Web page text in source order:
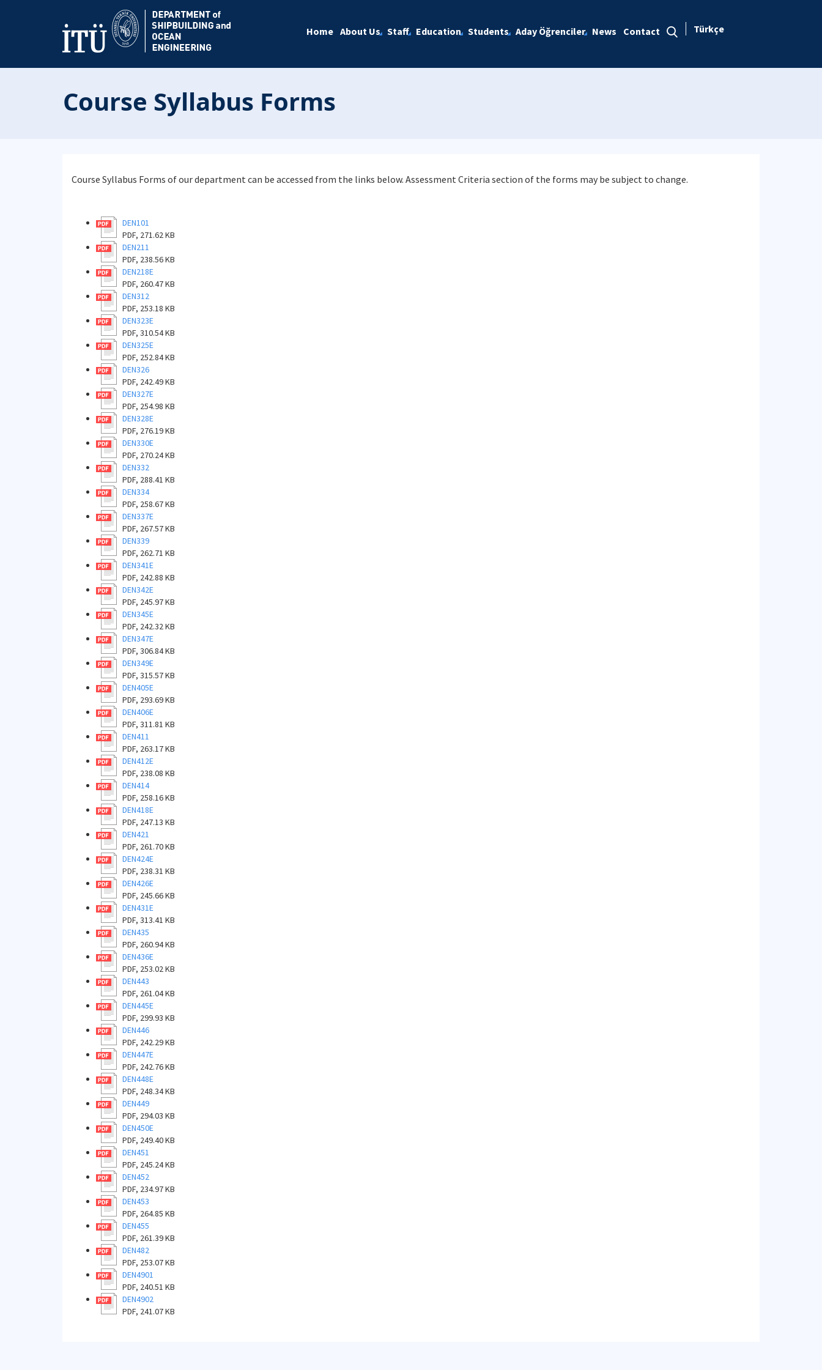
Home About Us Staff Education Students Aday Öğrenciler News Contact Türkçe
Course Syllabus Forms
Course Syllabus Forms of our department can be accessed from the links below. Assessment Criteria section of the forms may be subject to change.
DEN101
PDF, 271.62 KB
DEN211
PDF, 238.56 KB
DEN218E
PDF, 260.47 KB
DEN312
PDF, 253.18 KB
DEN323E
PDF, 310.54 KB
DEN325E
PDF, 252.84 KB
DEN326
PDF, 242.49 KB
DEN327E
PDF, 254.98 KB
DEN328E
PDF, 276.19 KB
DEN330E
PDF, 270.24 KB
DEN332
PDF, 288.41 KB
DEN334
PDF, 258.67 KB
DEN337E
PDF, 267.57 KB
DEN339
PDF, 262.71 KB
DEN341E
PDF, 242.88 KB
DEN342E
PDF, 245.97 KB
DEN345E
PDF, 242.32 KB
DEN347E
PDF, 306.84 KB
DEN349E
PDF, 315.57 KB
DEN405E
PDF, 293.69 KB
DEN406E
PDF, 311.81 KB
DEN411
PDF, 263.17 KB
DEN412E
PDF, 238.08 KB
DEN414
PDF, 258.16 KB
DEN418E
PDF, 247.13 KB
DEN421
PDF, 261.70 KB
DEN424E
PDF, 238.31 KB
DEN426E
PDF, 245.66 KB
DEN431E
PDF, 313.41 KB
DEN435
PDF, 260.94 KB
DEN436E
PDF, 253.02 KB
DEN443
PDF, 261.04 KB
DEN445E
PDF, 299.93 KB
DEN446
PDF, 242.29 KB
DEN447E
PDF, 242.76 KB
DEN448E
PDF, 248.34 KB
DEN449
PDF, 294.03 KB
DEN450E
PDF, 249.40 KB
DEN451
PDF, 245.24 KB
DEN452
PDF, 234.97 KB
DEN453
PDF, 264.85 KB
DEN455
PDF, 261.39 KB
DEN482
PDF, 253.07 KB
DEN4901
PDF, 240.51 KB
DEN4902
PDF, 241.07 KB